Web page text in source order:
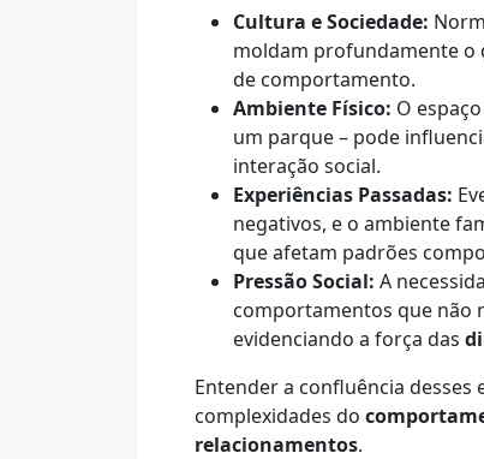
Cultura e Sociedade:
moldam profundamente o
de comportamento.
Ambiente Físico: O
um parque – pode
interação social.
Experiências Passadas:
negativos, e o ambiente
que afetam padrões
Pressão Social: A
comportamentos que não
evidenciando a força das
Entender a confluência desses
complexidades do
relacionamentos.